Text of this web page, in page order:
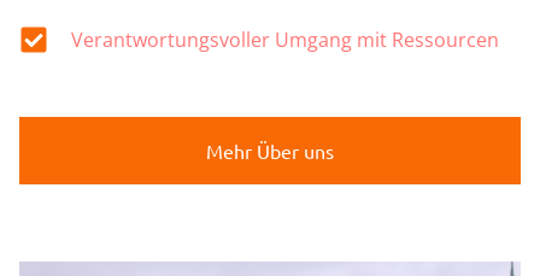
Verantwortungsvoller Umgang mit Ressourcen
Mehr Über uns